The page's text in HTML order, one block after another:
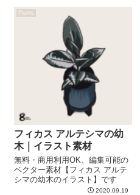
Plants
フィカス アルテシマの幼
木｜イラスト素材
無料・商用利用OK、編集可能の
ベクター素材【フィカス アルテ
シマの幼木のイラスト】です
2020.09.19